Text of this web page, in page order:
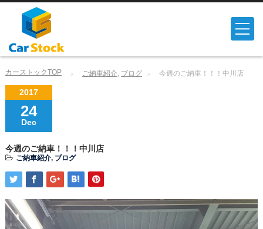
カーストックTOP ご納車紹介 ブログ 今週のご納車！！！中川店
2017
24
Dec
今週のご納車！！！中川店
ご納車紹介, ブログ